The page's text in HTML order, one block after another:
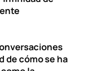
de cómo se ha